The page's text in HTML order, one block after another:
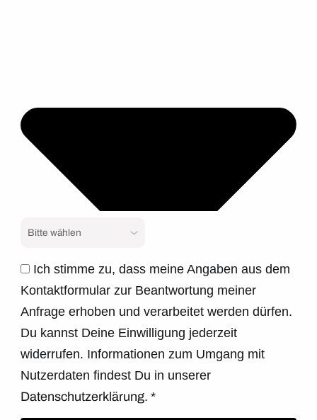
Ich stimme zu, dass meine Angaben aus dem
Kontaktformular zur Beantwortung meiner
Anfrage erhoben und verarbeitet werden dürfen.
Du kannst Deine Einwilligung jederzeit
widerrufen. Informationen zum Umgang mit
Nutzerdaten findest Du in unserer
Datenschutzerklärung.*